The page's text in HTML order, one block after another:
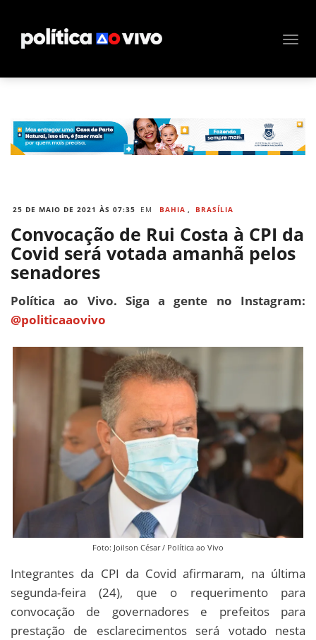
25 DE MAIO DE 2021 ÀS 07:35 EM BAHIA , BRASÍLIA
Convocação de Rui Costa à CPI da
Covid será votada amanhã pelos
senadores
Política ao Vivo. Siga a gente no Instagram:
@politicaaovivo
Foto: Joilson César / Política ao Vivo
Integrantes da CPI da Covid afirmaram, na última
segunda-feira (24), que o requerimento para
convocação de governadores e prefeitos para
prestação de esclarecimentos será votado nesta